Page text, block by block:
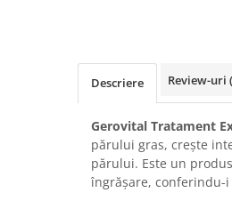
Descriere Review-uri
Gerovital Tratament
părului gras, crește
părului. Este un
îngrășare, conferindu-